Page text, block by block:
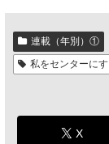
連載（年別）①
私をセンターに
X